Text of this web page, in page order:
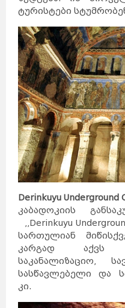
ტურისტები
Derinkuyu Underground
კაბადოკიის
,,Derinkuyu
სართულიან
კარგად აქვს
საკანალიზაციო,
სასწავლებელი და
კი.